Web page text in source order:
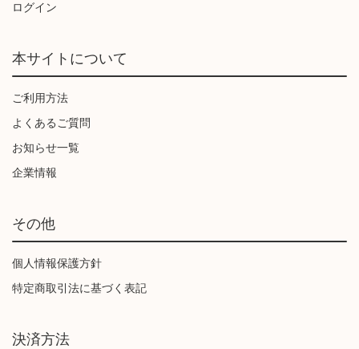
ログイン
本サイトについて
ご利用方法
よくあるご質問
お知らせ一覧
企業情報
その他
個人情報保護方針
特定商取引法に基づく表記
決済方法